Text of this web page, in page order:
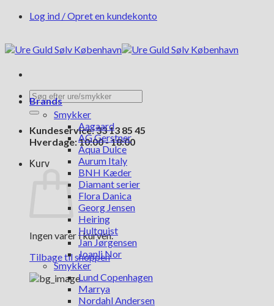
FortsætLog ind / Opret en kundekonto
Søg
efter:
Kundeservice: 33 13 85 45
Hverdage: 10:00 - 18:00
Kurv
Ingen varer i kurven.
Tilbage til shoppen
Brands
Smykker
Aagaard
AG Gerstner
Aqua Dulce
Aurum Italy
BNH Kæder
Diamant serier
Flora Danica
Georg Jensen
Heiring
Hultquist
Jan Jørgensen
Joanli Nor
Smykker
Lund Copenhagen
Marrya
Nordahl Andersen